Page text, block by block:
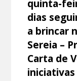
quinta-
dias
a brincar
Sereia –
Carta de